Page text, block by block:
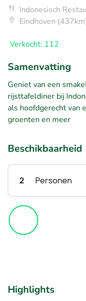
Indonesisch
Eindhoven
Verkocht: 112
Samenvatting
Geniet van een
rijsttafeldiner bij
als hoofdgerecht van
groenten en meer
Beschikbaarheid
2 Personen
Highlights